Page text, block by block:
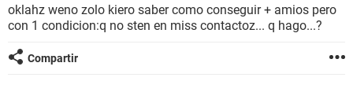
oklahz weno zolo kiero saber como conseguir + amios pero
con 1 condicion:q no sten en miss contactoz... q hago...?
Compartir